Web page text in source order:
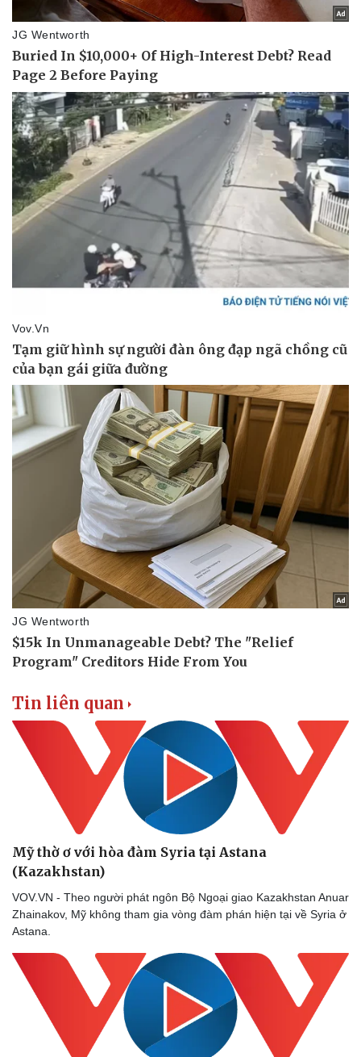
Thể thao
Bóng đá
Lịch thi đấu bóng đá
Thế giới thể thao
eSports
Hậu trường
Ô tô - Xe máy
Ô tô
Xe máy
Tư vấn
Tin liên quan
Mỹ thờ ơ với hòa đàm Syria tại Astana
(Kazakhstan)
VOV.VN - Theo người phát ngôn Bộ Ngoại giao Kazakhstan Anuar
Zhainakov, Mỹ không tham gia vòng đàm phán hiện tại về Syria ở
Astana.